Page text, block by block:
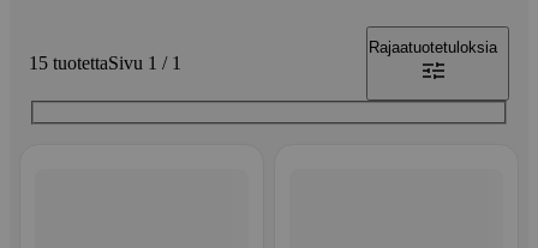
15 tuotettaSivu 1 / 1
Rajaatuotetuloksia